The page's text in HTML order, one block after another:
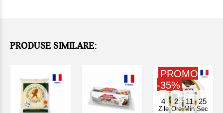
PRODUSE SIMILARE:
4
Zile
2
Ore
11
Min
25
Sec
PROMO
-35%